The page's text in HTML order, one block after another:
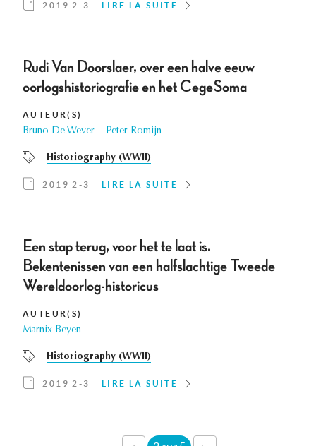
2019 2-3 LIRE LA SUITE
Rudi Van Doorslaer, over een halve eeuw
oorlogshistoriografie en het CegeSoma
AUTEUR(S)
Bruno De Wever Peter Romijn
Historiography (WWII)
2019 2-3 LIRE LA SUITE
Een stap terug, voor het te laat is.
Bekentenissen van een halfslachtige Tweede
Wereldoorlog-historicus
AUTEUR(S)
Marnix Beyen
Historiography (WWII)
2019 2-3 LIRE LA SUITE